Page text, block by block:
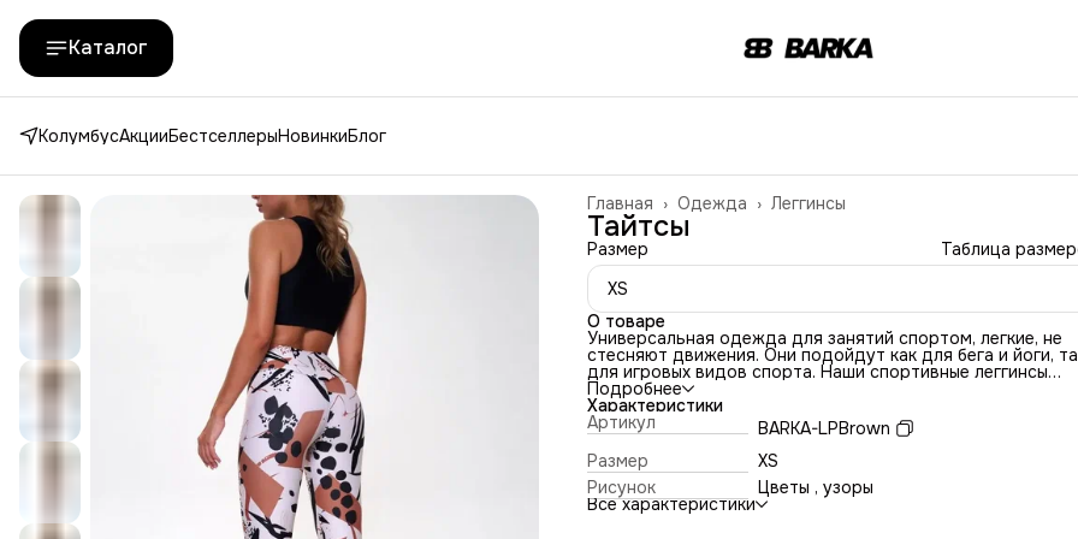
Каталог
КолумбусАкцииБестселлерыНовинкиБлог
Леггинсы
Одежда ›
Главная ›
Тайтсы
Размер
Таблица
XS
О товаре
Универсальная одежда для занятий спортом, легкие, не
стесняют движения. Они подойдут как для бега и йоги,
для игровых видов спорта. Наши спортивные леггинсы
созданы из качественных материалов, которые
устойчивость к выцветанию, отводят влагу и пропускают
воздух для комфортного ношения. Они быстро сохнут и не
вытягиваются после стирок, ощущаются на теле как
кожа и не скатываются, не просвечивают даже при
растяжении. Благодаря высокой посадке, леггинсы
вытягивают пропорции тела и удлиняют ноги. Спортивные
лосины выполнены из ткани итальянского производства
Подробнее
Характеристики
Артикул
BARKA-LPBrown
Размер
XS
Рисунок
Цветы , узоры
Все характеристики